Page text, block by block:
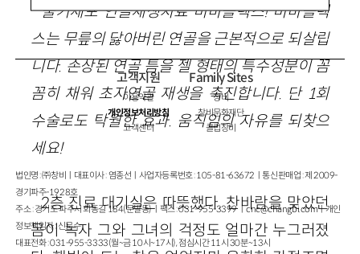
줄기세포 연골재생치료 비바플렉스! 비바플렉
스는 무릎의 닳아버린 연골을 근본적으로 되살립
니다. 손상된 연골 틈을 젤 형태의 특수성분이 꼼
꼼히 채워 초자연골 재생을 촉진합니다. 단 1회
수술로도 탁월한 효과. 움직임의 자유를 되찾으
세요!
2층 진료 대기실은 따뜻했다. 찬바람을 맞았던
몸이 녹자 그와 그녀의 걱정도 얼마간 누그러졌
고객지원
이용약관
개인정보처리방침
고객센터
Family Sites
창비
창비문화재단
클럽창비
법인명 : ㈜창비ㅣ대표이사 : 염종선ㅣ사업자등록번호 : 105-81-63672ㅣ통신판매업 : 제 2009-
경기파주-1928호
주소 : 경기도 파주시 회동길 184(문발동)ㅣ팩스 : 031-955-3399 ㅣcnc@changbi.comㅣ개인
정보책임자 : 신문수
대표전화 : 031-955-3333(월~금 10시~17시), 점심시간 11시 30분~13시